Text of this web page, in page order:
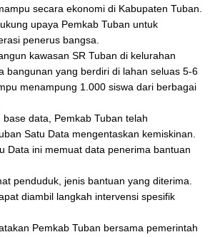
secara ekonomi di Kabupaten Tuban.
upaya Pemkab Tuban untuk
penerus bangsa.
kawasan SR Tuban di kelurahan
bangunan yang berdiri di lahan seluas 5-6
menampung 1.000 siswa dari berbagai
data, Pemkab Tuban telah
Satu Data mengentaskan kemiskinan.
Data ini memuat data penerima bantuan
penduduk, jenis bantuan yang diterima.
diambil langkah intervensi spesifik
Pemkab Tuban bersama pemerintah